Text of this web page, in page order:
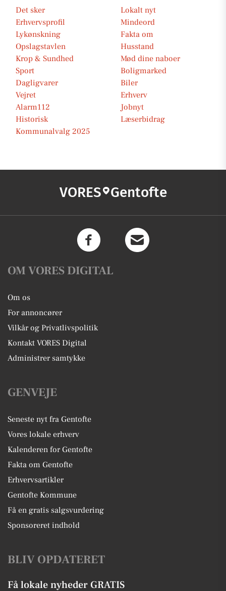
Det sker
Lokalt nyt
Erhvervsprofil
Mindeord
Lykønskning
Fakta om
Opslagstavlen
Husstand
Krop & Sundhed
Mød dine naboer
Sport
Boligmarked
Dagligvarer
Biler
Vejret
Erhverv
Alarm112
Jobnyt
Historisk
Læserbidrag
Kommunalvalg 2025
VORES Gentofte
OM VORES DIGITAL
Om os
For annoncører
Vilkår og Privatlivspolitik
Kontakt VORES Digital
Administrer samtykke
GENVEJE
Seneste nyt fra Gentofte
Vores lokale erhverv
Kalenderen for Gentofte
Fakta om Gentofte
Erhvervsartikler
Gentofte Kommune
Få en gratis salgsvurdering
Sponsoreret indhold
BLIV OPDATERET
Få lokale nyheder GRATIS